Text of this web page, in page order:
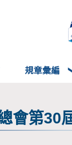
規章彙編
會第30